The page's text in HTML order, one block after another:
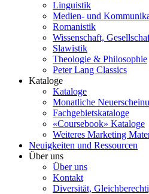
Linguistik
Medien- und
Romanistik
Wissenschaft,
Slawistik
Theologie & Philosophie
Peter Lang Classics
Kataloge
Kataloge
Monatliche
Fachgebietskataloge
«Coursebook» Kataloge
Weiteres Marketing
Neuigkeiten und Ressourcen
Über uns
Über uns
Kontakt
Diversität,